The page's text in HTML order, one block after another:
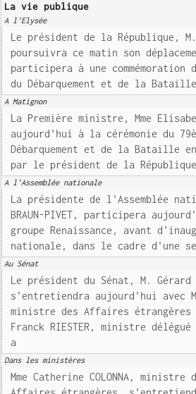
La vie publique
A l'Elysée
Le président de la République, M.
poursuivra ce matin son
participera à une commémoration
du Débarquement et de la Bataille
A Matignon
La Première ministre, Mme
aujourd'hui à la cérémonie du
Débarquement et de la Bataille
par le président de la
A l'Assemblée nationale
La présidente de l'Assemblée
BRAUN-PIVET, participera
groupe Renaissance, avant
nationale, dans le cadre d'une
Au Sénat
Le président du Sénat, M. Gérard
s'entretiendra aujourd'hui avec M.
ministre des Affaires étrangères
Franck RIESTER, ministre
a
Dans les ministères
Mme Catherine COLONNA,